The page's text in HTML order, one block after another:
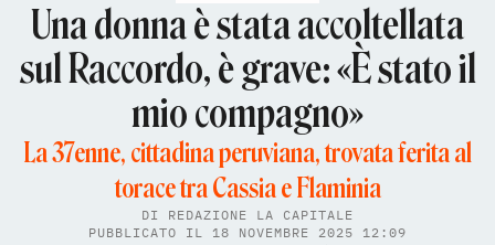
Una donna è stata accoltellata
sul Raccordo, è grave: «È stato il
mio compagno»
La 37enne, cittadina peruviana, trovata ferita al
torace tra Cassia e Flaminia
DI REDAZIONE LA CAPITALE
PUBBLICATO IL 18 NOVEMBRE 2025 12:09